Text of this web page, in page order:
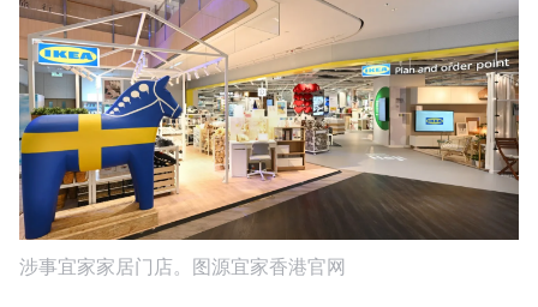
涉事宜家家居门店。图源宜家香港官网